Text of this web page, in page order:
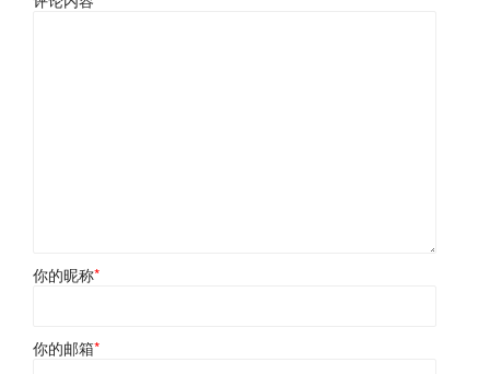
你的昵称*
你的邮箱*